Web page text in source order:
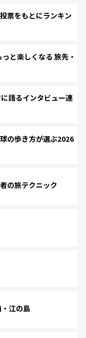
票をもとにランキン
と楽しくなる 旅先・
語るインタビュー連
の歩き方が選ぶ2026
の旅テクニック
江の島